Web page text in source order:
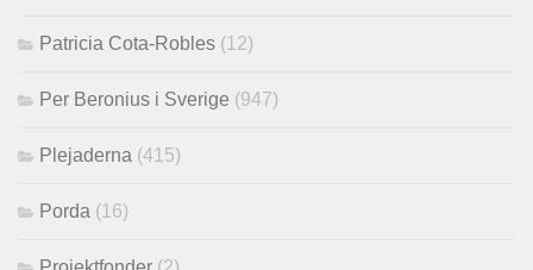
Patricia Cota-Robles (12)
Per Beronius i Sverige (947)
Plejaderna (415)
Porda (16)